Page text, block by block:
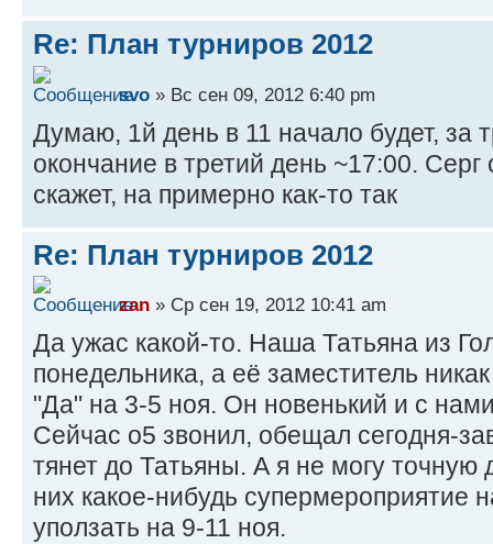
Re: План турниров 2012
svo » Вс сен 09, 2012 6:40 pm
Думаю, 1й день в 11 начало будет, за
окончание в третий день ~17:00.
скажет, на примерно как-то так
Re: План турниров 2012
zan » Ср сен 19, 2012 10:41 am
Да ужас какой-то. Наша Татьяна из
понедельника, а её заместитель
"Да" на 3-5 ноя. Он новенький и с
Сейчас о5 звонил, обещал сегодня-
тянет до Татьяны. А я не могу точную
них какое-нибудь супермероприятие
уползать на 9-11 ноя.